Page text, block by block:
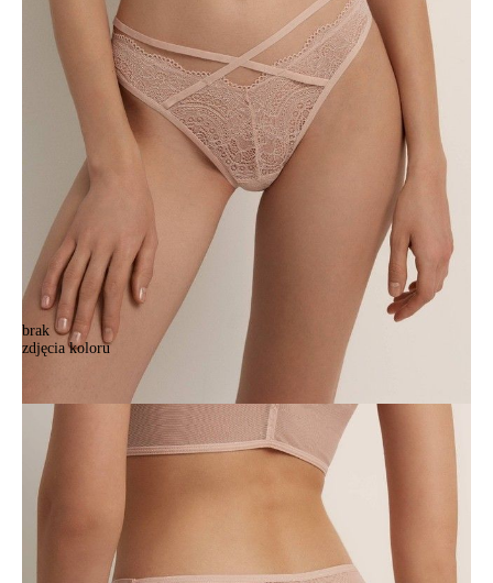
brak
zdjęcia koloru
Majtki damskie CE CELEBRATION LBR 1899, r.90/XS, kremowy róż
Majtki damskie CE CELEBRATION LBR 1899, r.90/XS, kremowy róż
77,90 zł
Kolory:
BRAK
ZDJĘCIA
Rozmiary:
Tabela rozmiarów